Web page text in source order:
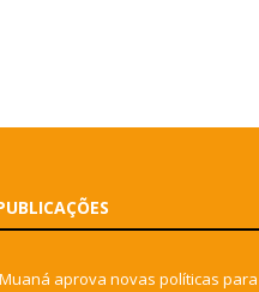
aprova novas políticas